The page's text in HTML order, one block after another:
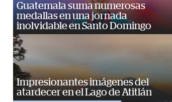
Guatemala suma numerosas
medallas en una jornada
inolvidable en Santo Domingo
Impresionantes imágenes del
atardecer en el Lago de Atitlán